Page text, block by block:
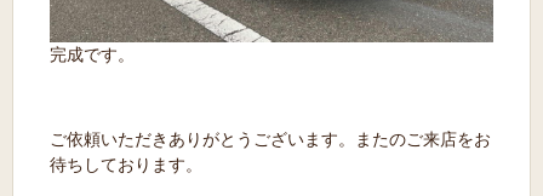
完成です。
ご依頼いただきありがとうございます。またのご来店をお
待ちしております。